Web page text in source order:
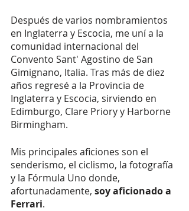
Después de varios nombramientos
en Inglaterra y Escocia, me uní a la
comunidad internacional del
Convento Sant' Agostino de San
Gimignano, Italia. Tras más de diez
años regresé a la Provincia de
Inglaterra y Escocia, sirviendo en
Edimburgo, Clare Priory y Harborne
Birmingham.
Mis principales aficiones son el
senderismo, el ciclismo, la fotografía
y la Fórmula Uno donde,
afortunadamente, soy aficionado a
Ferrari.